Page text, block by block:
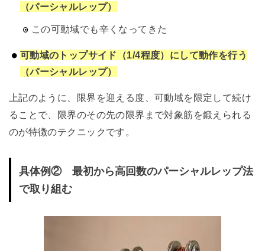
（パーシャルレップ）
この可動域でも辛くなってきた
可動域のトップサイド（1/4程度）にして動作を行う
（パーシャルレップ）
上記のように、限界を迎える度、可動域を限定して続け
ることで、限界のその先の限界まで対象筋を鍛えられる
のが特徴のテクニックです。
具体例② 最初から高回数のパーシャルレップ法
で取り組む